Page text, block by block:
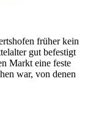
früher kein
gut befestigt
Markt eine feste
war, von denen